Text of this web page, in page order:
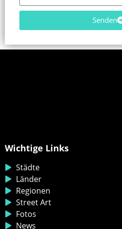
Senden
Wichtige Links
Städte
Länder
Regionen
Street Art
Fotos
News